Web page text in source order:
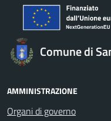
Comune di
AMMINISTRAZIONE
Organi di governo